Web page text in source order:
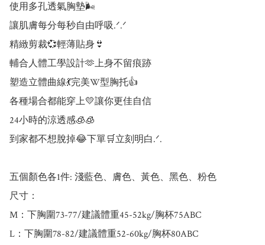
使用多孔透氣胸墊🌬️
讓肌膚每分每秒自由呼吸.ᐟ.ᐟ
精緻剪裁💞輕薄貼身👙
輔合人體工學設計🫶上身不留痕跡
塑造立體曲線💃完美W型胸托👍
各種場合都能穿上💛讓你更佳自信
24小時的涼透感🧊🧊
到家都不想脫掉😂下單🛒立刻明白.ᐟ.
五個顏色各1件: 淺藍色、膚色、黃色、黑色、粉色
尺寸：
M：下胸圍73-77/建議體重45-52kg/胸杯75ABC
L：下胸圍78-82/建議體重52-60kg/胸杯80ABC